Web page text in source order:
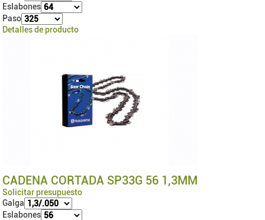
Eslabones
Paso
Detalles de producto
CADENA CORTADA SP33G 56 1,3MM
Solicitar presupuesto
Galga
Eslabones